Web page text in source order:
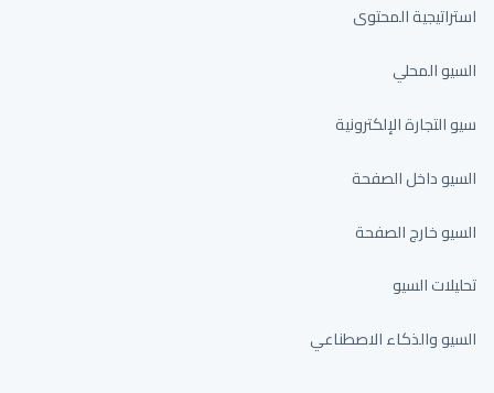
استراتيجية المحتوى
السيو المحلي
سيو التجارة الإلكترونية
السيو داخل الصفحة
السيو خارج الصفحة
تحليلات السيو
السيو والذكاء الاصطناعي